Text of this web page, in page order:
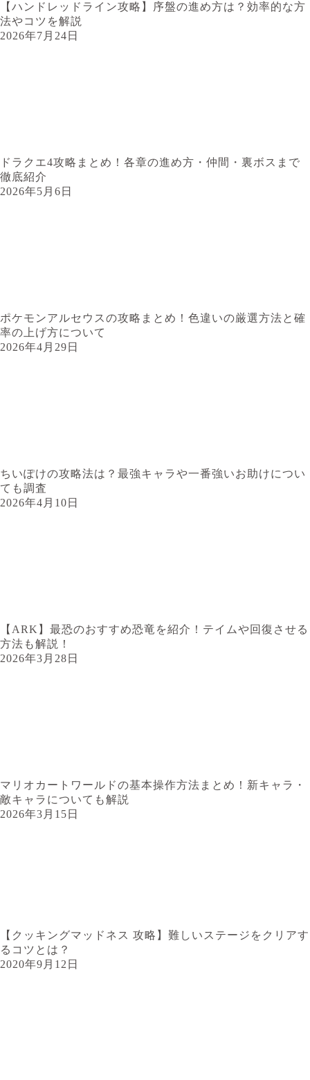
【ハンドレッドライン攻略】序盤の進め方は？効率的な方
法やコツを解説
2026年7月24日
ドラクエ4攻略まとめ！各章の進め方・仲間・裏ボスまで
徹底紹介
2026年5月6日
ポケモンアルセウスの攻略まとめ！色違いの厳選方法と確
率の上げ方について
2026年4月29日
ちいぽけの攻略法は？最強キャラや一番強いお助けについ
ても調査
2026年4月10日
【ARK】最恐のおすすめ恐竜を紹介！テイムや回復させる
方法も解説！
2026年3月28日
マリオカートワールドの基本操作方法まとめ！新キャラ・
敵キャラについても解説
2026年3月15日
【クッキングマッドネス 攻略】難しいステージをクリアす
るコツとは？
2020年9月12日